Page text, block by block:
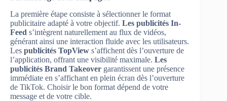
La première étape consiste à sélectionner le format
publicitaire adapté à votre objectif. Les publicités In-
Feed s’intègrent naturellement au flux de vidéos,
générant ainsi une interaction fluide avec les utilisateurs.
Les publicités TopView s’affichent dès l’ouverture de
l’application, offrant une visibilité maximale. Les
publicités Brand Takeover garantissent une présence
immédiate en s’affichant en plein écran dès l’ouverture
de TikTok. Choisir le bon format dépend de votre
message et de votre cible.